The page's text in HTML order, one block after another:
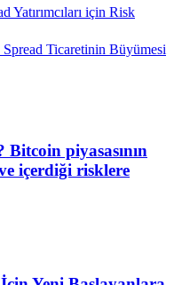
Yatırımcıları için Risk
Ticaretinin Büyümesi
Bitcoin piyasasının
içerdiği risklere